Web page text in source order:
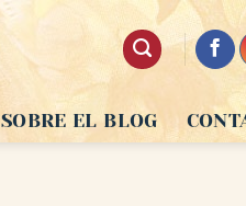
SOBRE EL BLOG